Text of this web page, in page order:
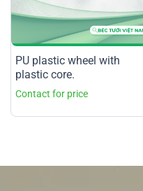
PU plastic wheel with
plastic core.